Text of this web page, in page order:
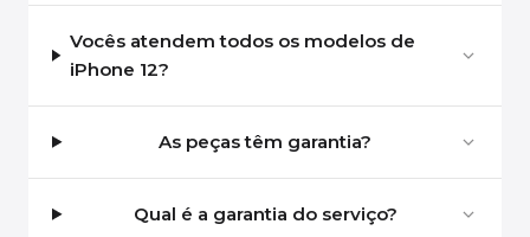
Vocês atendem todos os modelos de
iPhone 12?
As peças têm garantia?
Qual é a garantia do serviço?